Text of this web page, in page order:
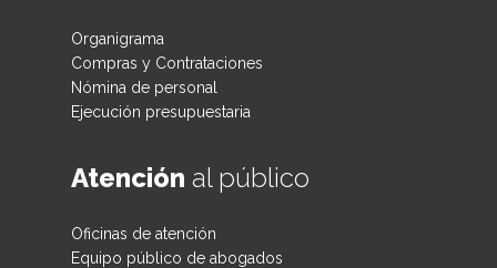
Organigrama
Compras y Contrataciones
Nómina de personal
Ejecución presupuestaria
Atención al público
Oficinas de atención
Equipo público de abogados